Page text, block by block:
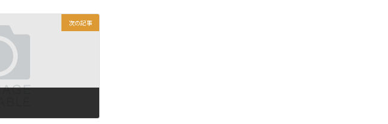
次の記事